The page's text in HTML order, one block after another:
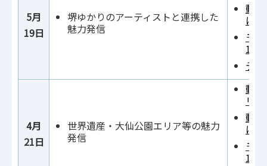
5月
19日
堺ゆかりのアーティストと連携した
魅力発信
動
に
モ
テ
4月
21日
世界遺産・大仙公園エリア等の魅力
発信
動
リ
動
に
モ